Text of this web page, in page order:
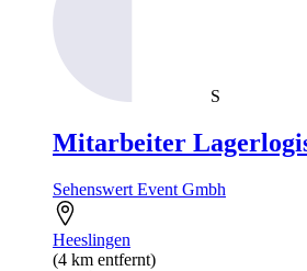
S
Mitarbeiter
Sehenswert Event Gmbh
Heeslingen
(4 km entfernt)